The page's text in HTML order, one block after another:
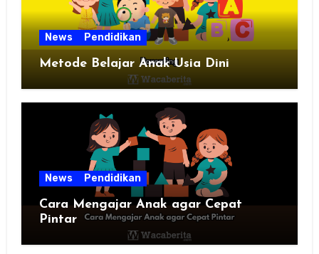
News Pendidikan
Metode Belajar Anak Usia Dini
News Pendidikan
Cara Mengajar Anak agar Cepat
Pintar